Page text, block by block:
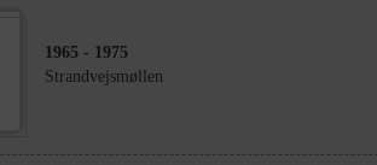
1965 - 1975
Strandvejsmøllen